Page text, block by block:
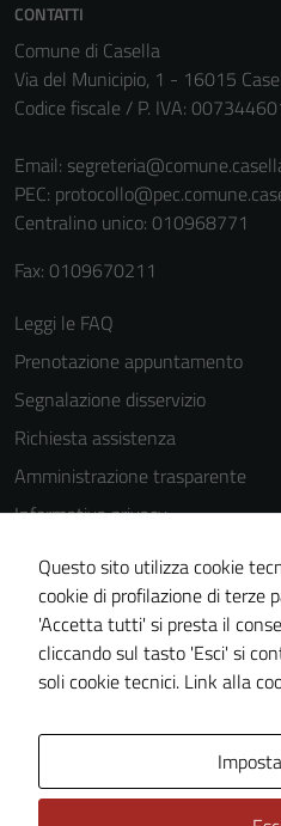
CONTATTI
Comune di Casella
Via del Municipio, 1 - 16015
Codice fiscale / P. IVA:
Email:
PEC:
Centralino unico: 010968771
Fax: 0109670211
Leggi le FAQ
Prenotazione appuntamento
Segnalazione disservizio
Richiesta assistenza
Amministrazione trasparente
Informativa privacy
Cookie Policy
Note legali
Dichiarazione di accessibilità
Piano di miglioramento del sito
Questo sito utilizza cookie
cookie di profilazione di terze
'Accetta tutti' si presta il
cliccando sul tasto 'Esci' si
soli cookie tecnici. Link alla